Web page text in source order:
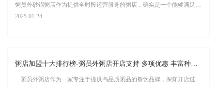
粥员外砂锅粥店作为提供全时段运营服务的粥店，确实是一个能够满足你一日四餐（早、中、晚及夜宵）需求的好选择。以下是如何利用粥员外砂锅粥店来规划你的一日四餐建议：
2025-01-24
粥店加盟十大排行榜-粥员外粥店开店支持 多项优惠 丰富种类 精心搭配
粥员外粥店作为一家专注于提供高品质粥品的餐饮品牌，深知开店过程中的种种挑战与需求，因此特别为加盟商或合作伙伴提供全面的开店支持与多项优惠政策，旨在帮助每一位合作伙伴轻松开店，稳健经营，共享粥品市场的繁荣。